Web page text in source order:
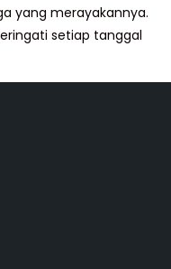
yang merayakannya.
setiap tanggal